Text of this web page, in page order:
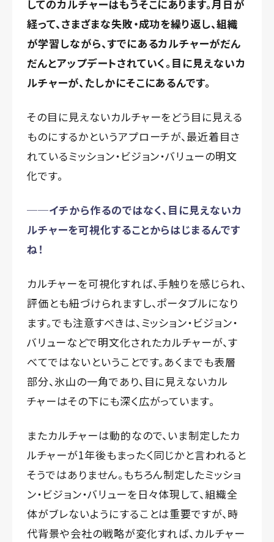
してのカルチャーはもうそこにあります。月日が
経って、さまざまな失敗・成功を繰り返し、組織
が学習しながら、すでにあるカルチャーがだん
だんとアップデートされていく。目に見えないカ
ルチャーが、たしかにそこにあるんです。
その目に見えないカルチャーをどう目に見える
ものにするかというアプローチが、最近着目さ
れているミッション・ビジョン・バリューの明文
化です。
──イチから作るのではなく、目に見えないカ
ルチャーを可視化することからはじまるんです
ね！
カルチャーを可視化すれば、手触りを感じられ、
評価とも紐づけられますし、ポータブルになり
ます。でも注意すべきは、ミッション・ビジョン・
バリューなどで明文化されたカルチャーが、す
べてではないということです。あくまでも表層
部分、氷山の一角であり、目に見えないカル
チャーはその下にも深く広がっています。
またカルチャーは動的なので、いま制定したカ
ルチャーが1年後もまったく同じかと言われると
そうではありません。もちろん制定したミッショ
ン・ビジョン・バリューを日々体現して、組織全
体がブレないようにすることは重要ですが、時
代背景や会社の戦略が変化すれば、カルチャー